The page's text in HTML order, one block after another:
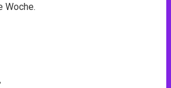
Woche.